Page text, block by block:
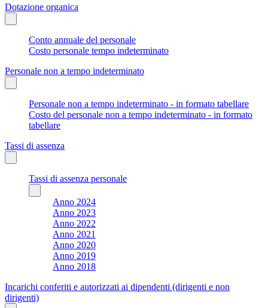
Dotazione organica
Conto annuale del personale
Costo personale tempo indeterminato
Personale non a tempo indeterminato
Personale non a tempo indeterminato - in formato tabellare
Costo del personale non a tempo indeterminato - in formato
tabellare
Tassi di assenza
Tassi di assenza personale
Anno 2024
Anno 2023
Anno 2022
Anno 2021
Anno 2020
Anno 2019
Anno 2018
Incarichi conferiti e autorizzati ai dipendenti (dirigenti e non
dirigenti)